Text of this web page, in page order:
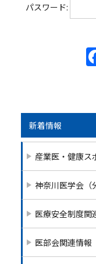
パスワード:
新着情報
産業医・健康ス
神奈川医学会（
医療安全制度関
医部会関連情報